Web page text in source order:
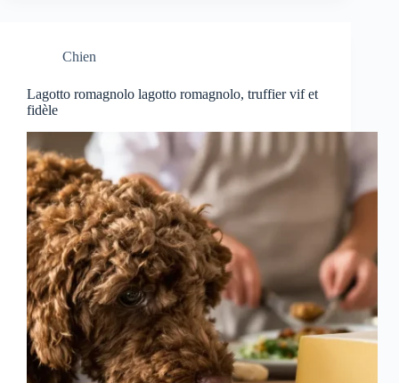
Chien
Lagotto romagnolo lagotto romagnolo, truffier vif et
fidèle